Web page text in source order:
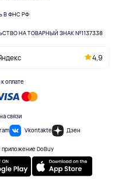
В ФНС РФ
НА ТОВАРНЫЙ ЗНАК №1137338
4,9
оплате
связи
Vkontakte Дзен
DoBuy